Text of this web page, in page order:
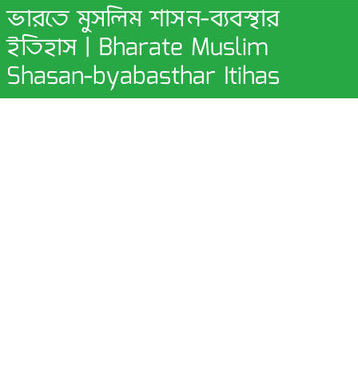
ভারতে মুসলিম শাসন-ব্যবস্থার
ইতিহাস | Bharate Muslim
Shasan-byabasthar Itihas